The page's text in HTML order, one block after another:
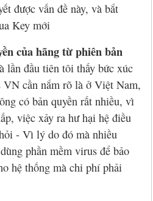
được vấn đề này, và bắt
Key mới
của hãng từ phiên bản
lần đầu tiên tôi thấy bức xúc
cần nắm rõ là ở Việt Nam,
có bản quyền rất nhiều, vì
việc xảy ra hư hại hệ điều
- Vì lý do đó mà nhiều
phần mềm virus để bảo
hệ thống mà chi phí phải